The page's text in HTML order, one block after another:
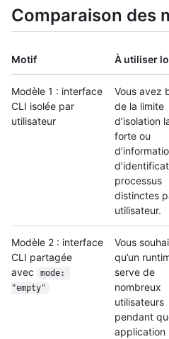
Comparaison des
Motif À utiliser
Modèle 1 : interface
CLI isolée par
utilisateur
Vous avez
de la limite
d’isolation
forte ou
processus
distinctes
utilisateur.
Modèle 2 : interface
CLI partagée
avec
mode:
"empty"
Vous
qu’un
serve de
nombreux
utilisateurs
pendant
application